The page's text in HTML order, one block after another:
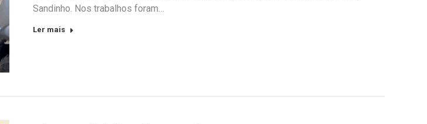
Sandinho. Nos trabalhos foram…
Ler mais